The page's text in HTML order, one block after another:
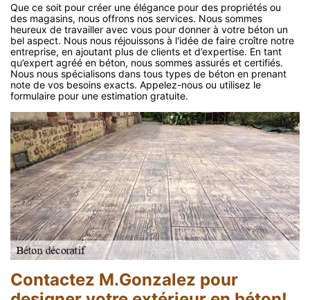
Que ce soit pour créer une élégance pour des propriétés ou
des magasins, nous offrons nos services. Nous sommes
heureux de travailler avec vous pour donner à votre béton un
bel aspect. Nous nous réjouissons à l'idée de faire croître notre
entreprise, en ajoutant plus de clients et d’expertise. En tant
qu’expert agréé en béton, nous sommes assurés et certifiés.
Nous nous spécialisons dans tous types de béton en prenant
note de vos besoins exacts. Appelez-nous ou utilisez le
formulaire pour une estimation gratuite.
Contactez M.Gonzalez pour